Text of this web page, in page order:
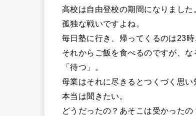
高校は自由登校の期間になりました
孤独な戦いですよね。
毎日塾に行き、帰ってくるのは23時
それからご飯を食べるのですが、
「待つ」。
母業はそれに尽きるとつくづく思い
本当は聞きたい。
どうだったの？あそこは受かった